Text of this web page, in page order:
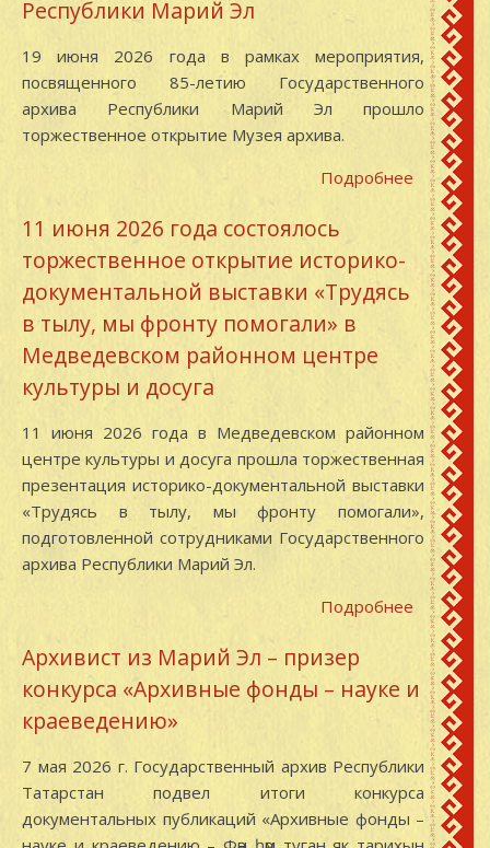
зала
Республики Марий Эл
19 июня 2026 года в рамках мероприятия,
посвященного 85-летию Государственного
архива Республики Марий Эл прошло
торжественное открытие Музея архива.
Подробнее
открытие
музея
архива
Марий
Эл
11 июня 2026 года состоялось
торжественное открытие историко-
документальной выставки «Трудясь
в тылу, мы фронту помогали» в
Медведевском районном центре
культуры и досуга
11 июня 2026 года в Медведевском районном
центре культуры и досуга прошла торжественная
презентация историко-документальной выставки
«Трудясь в тылу, мы фронту помогали»,
подготовленной сотрудниками Государственного
архива Республики Марий Эл.
Подробнее
11
июня
2026
года
открытие
Архивист из Марий Эл – призер
конкурса «Архивные фонды – науке и
краеведению»
7 мая 2026 г. Государственный архив Республики
Татарстан подвел итоги конкурса
документальных публикаций «Архивные фонды –